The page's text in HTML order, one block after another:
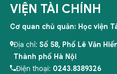
VIỆN TÀI CHÍNH
Cơ quan chủ quản: Học viện
Địa chỉ: Số 58, Phố Lê Văn
Thành phố Hà Nội
Điện thoại: 0243.8389326